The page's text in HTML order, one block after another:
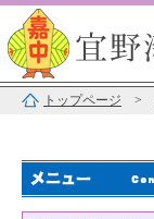
トップページ >